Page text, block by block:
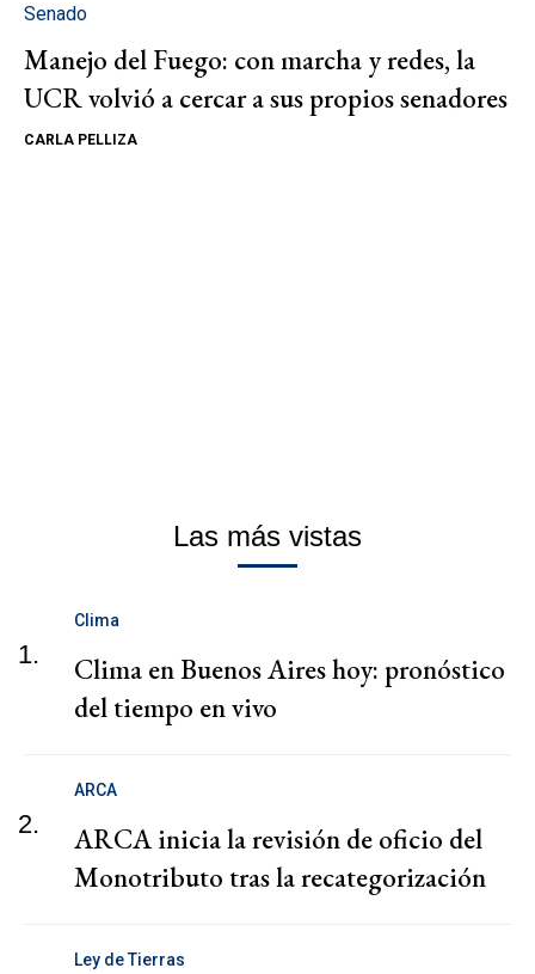
Senado
Manejo del Fuego: con marcha y redes, la
UCR volvió a cercar a sus propios senadores
CARLA PELLIZA
Las más vistas
1.
Clima
Clima en Buenos Aires hoy: pronóstico
del tiempo en vivo
2.
ARCA
ARCA inicia la revisión de oficio del
Monotributo tras la recategorización
Ley de Tierras